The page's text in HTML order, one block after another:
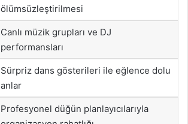
ölümsüzleştirilmesi
Canlı müzik grupları ve DJ
performansları
Sürpriz dans gösterileri ile eğlence dolu
anlar
Profesyonel düğün planlayıcılarıyla